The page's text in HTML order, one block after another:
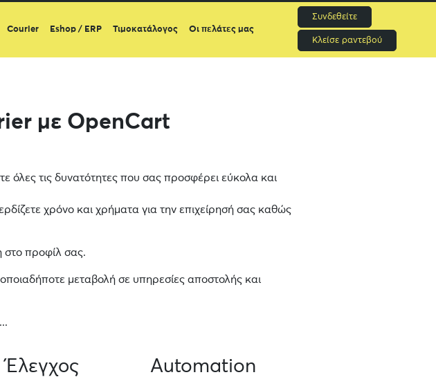
Courier Eshop / ERP Τιμοκατάλογος Οι πελάτες μας
Συνδεθείτε
Κλείσε ραντεβού
με OpenCart
όλες τις δυνατότητες που σας προσφέρει εύκολα και
χρόνο και χρήματα για την επιχείρησή σας καθώς
στο προφίλ σας.
μεταβολή σε υπηρεσίες αποστολής και
Έλεγχος
Automation